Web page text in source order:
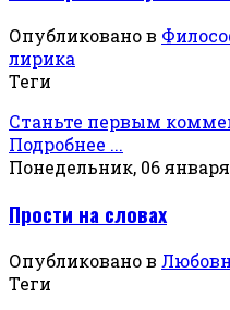
Опубликовано в
лирика
Теги
Станьте первым
Подробнее ...
Понедельник, 06 января
Прости на словах
Опубликовано в
Теги